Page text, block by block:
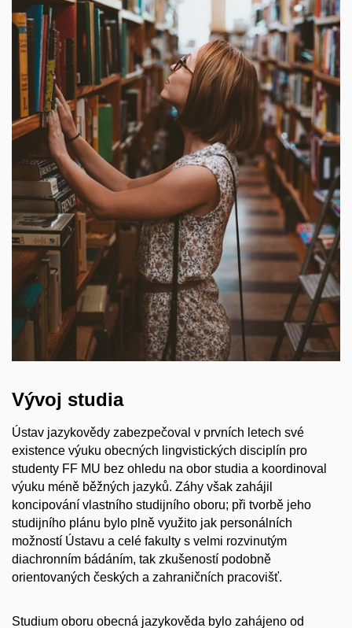
Vývoj studia
Ústav jazykovědy zabezpečoval v prvních letech své
existence výuku obecných lingvistických disciplín pro
studenty FF MU bez ohledu na obor studia a koordinoval
výuku méně běžných jazyků. Záhy však zahájil
koncipování vlastního studijního oboru; při tvorbě jeho
studijního plánu bylo plně využito jak personálních
možností Ústavu a celé fakulty s velmi rozvinutým
diachronním bádáním, tak zkušeností podobně
orientovaných českých a zahraničních pracovišť.
Studium oboru obecná jazykověda bylo zahájeno od